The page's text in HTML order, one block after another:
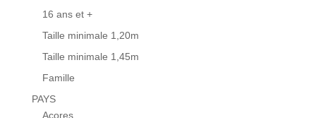
16 ans et +
Taille minimale 1,20m
Taille minimale 1,45m
Famille
PAYS
Açores